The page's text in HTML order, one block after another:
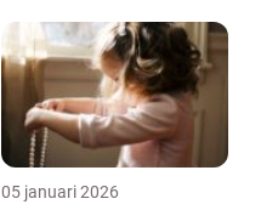
05 januari 2026